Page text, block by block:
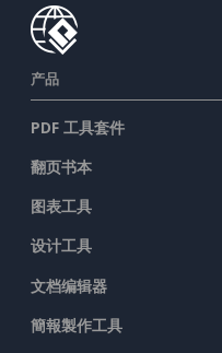
产品
PDF 工具套件
翻页书本
图表工具
设计工具
文档编辑器
簡報製作工具